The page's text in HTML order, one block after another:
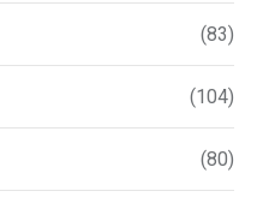
(83)
(104)
(80)